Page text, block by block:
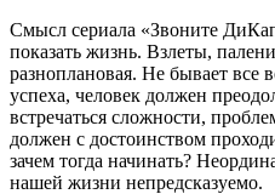
Смысл сериала «Звоните
показать жизнь. Взлеты,
разноплановая. Не бывает все
успеха, человек должен
встречаться сложности,
должен с достоинством
зачем тогда начинать?
нашей жизни непредсказуемо.